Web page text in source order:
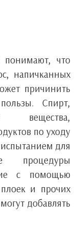
что
напичканных
причинить
Спирт,
вещества,
по уходу
для
с помощью
и прочих
добавлять